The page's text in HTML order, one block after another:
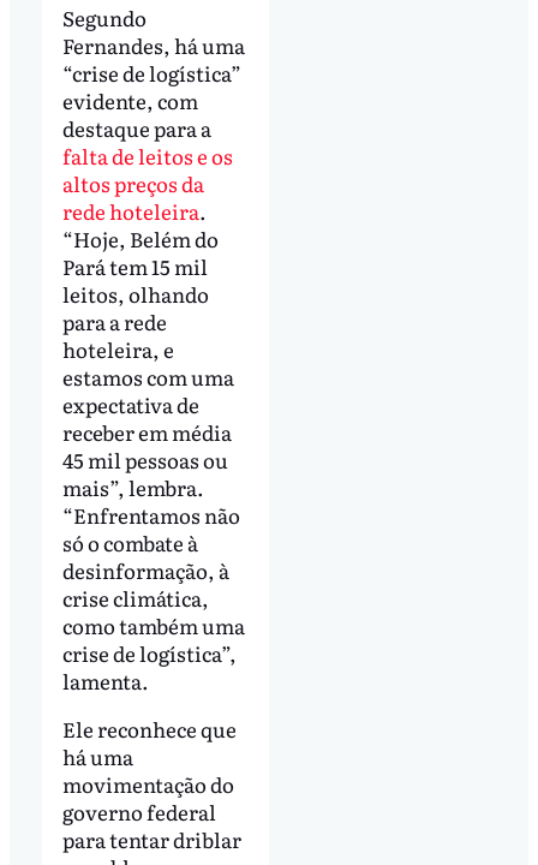
Segundo
Fernandes, há uma
“crise de logística”
evidente, com
destaque para a
falta de leitos e os
altos preços da
rede hoteleira.
“Hoje, Belém do
Pará tem 15 mil
leitos, olhando
para a rede
hoteleira, e
estamos com uma
expectativa de
receber em média
45 mil pessoas ou
mais”, lembra.
“Enfrentamos não
só o combate à
desinformação, à
crise climática,
como também uma
crise de logística”,
lamenta.
Ele reconhece que
há uma
movimentação do
governo federal
para tentar driblar